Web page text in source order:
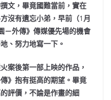
文，畢竟國難當前，實在
沒有遺忘小弟，早前（1 月
－外傳》傳媒優先場的機會
、努力地寫一下。
案後第一部上映的作品，
》抱有挺高的期望。畢竟
評價，不論是作畫的細